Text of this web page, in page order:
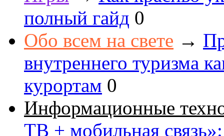
полный гайд 0
Обо всем на свете →
внутреннего туризма
курортам 0
Информационные
ТВ + мобильная